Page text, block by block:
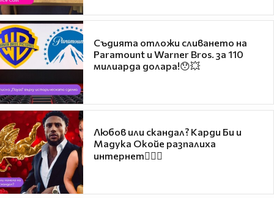
Съдията отложи сливането на
Paramount и Warner Bros. за 110
милиарда долара!😯💥
Любов или скандал? Карди Би и
Мадука Окойе разпалиха
интернет❤️‍🔥🔥